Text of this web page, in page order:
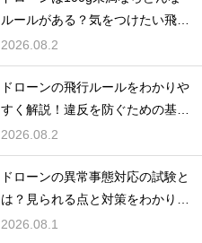
ルールがある？気をつけたい飛行
時の注意点を解説
2026.08.2
ドローンの飛行ルールをわかりや
すく解説！違反を防ぐための基本
をやさしく紹介
2026.08.2
ドローンの異常事態対応の試験と
は？見られる点と対策をわかりや
すく解説
2026.08.1